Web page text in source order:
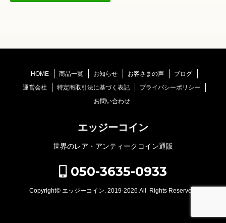
HOME 商品一覧 お知らせ お客さまの声
ブログ
運営会社
特定商取引法に基づく表記
プライバシーポリシー
お問い合わせ
エッジーコイン
世界のレア・アンティークコイン通販
050-3635-0933
Copyright© エッジーコイン. 2019-2026 All Rights Reserved.